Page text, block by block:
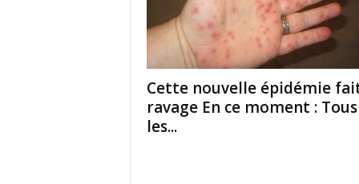
Cette nouvelle épidémie
ravage En ce moment : Tous
les...